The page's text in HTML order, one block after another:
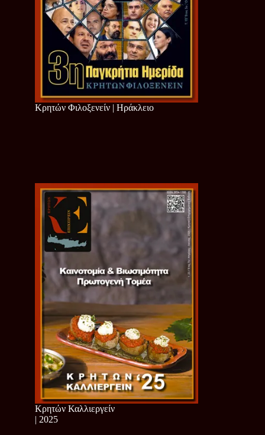
Κρητών Φιλοξενείν | Ηράκλειο
Κρητών Καλλιεργείν
| 2025